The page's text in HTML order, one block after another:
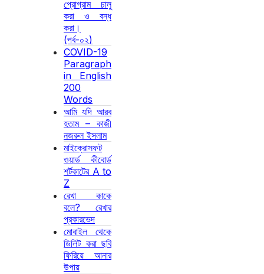
প্রোগ্রাম চালু
করা ও বন্ধ
করা।
(পর্ব-০২)
COVID-19
Paragraph
in English
200
Words
আমি যদি আরব
হতাম – কাজী
নজরুল ইসলাম
মাইক্রোসফট
ওয়ার্ড কীবোর্ড
শর্টকাটের A to
Z
রেখা কাকে
বলে? রেখার
প্রকারভেদ
মোবাইল থেকে
ডিলিট করা ছবি
ফিরিয়ে আনার
উপায়